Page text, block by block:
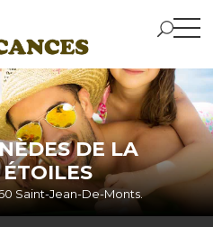
DE LA
Saint-Jean-De-Monts.